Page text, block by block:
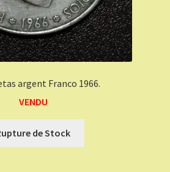
argent Franco 1966.
VENDU
de Stock